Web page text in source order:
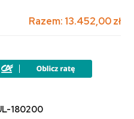
Razem: 13.452,00 zł
180200